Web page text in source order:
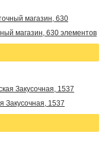
магазин, 630 элементов
Закусочная, 1537